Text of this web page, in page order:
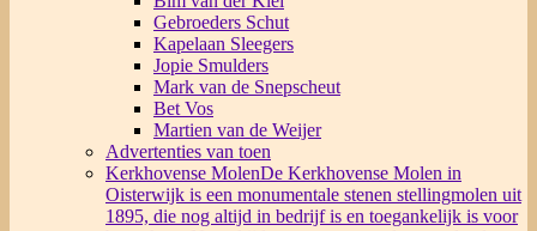
Gebroeders Schut
Kapelaan Sleegers
Jopie Smulders
Mark van de Snepscheut
Bet Vos
Martien van de Weijer
Advertenties van toen
Kerkhovense MolenDe Kerkhovense Molen in
Oisterwijk is een monumentale stenen stellingmolen uit
1895, die nog altijd in bedrijf is en toegankelijk is voor